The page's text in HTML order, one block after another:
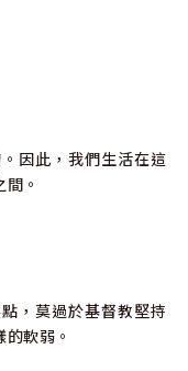
因此，我們生活在這
。
，莫過於基督教堅持
軟弱。